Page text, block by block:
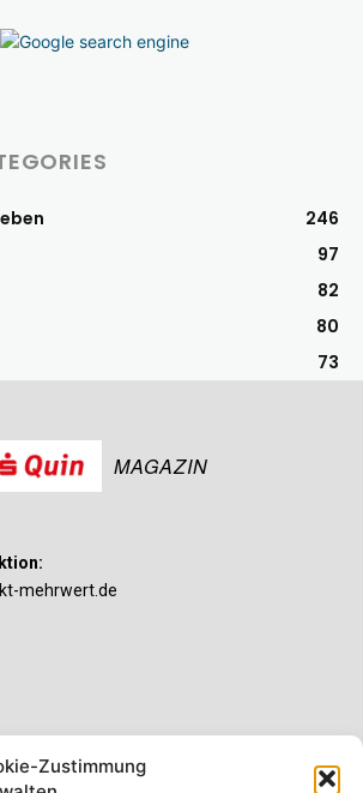
Zustimmung
246
97
82
80
73
MAGAZIN
mehrwert.de
ein gewöhnliches Girokonto? Dann ist unser